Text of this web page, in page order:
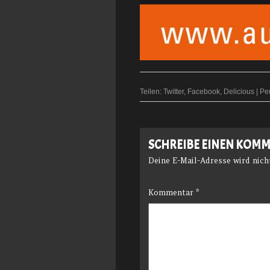
Teilen: Twitter, Facebook Delicious
SCHREIBE EINEN
Deine E-Mail-Adresse wird
Kommentar*